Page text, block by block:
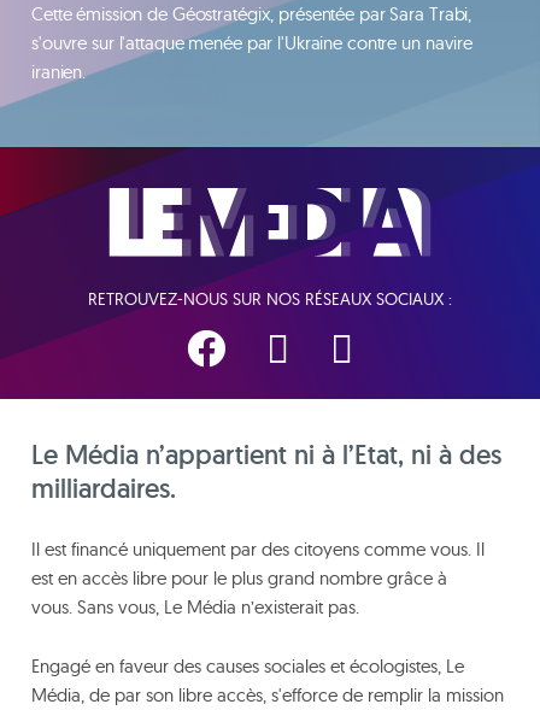
Cette émission de Géostratégix, présentée par Sara Trabi,
s'ouvre sur l'attaque menée par l'Ukraine contre un navire
iranien.
RETROUVEZ-NOUS SUR NOS RÉSEAUX SOCIAUX :
Le Média n’appartient ni à l’Etat, ni à des
milliardaires.
Il est financé uniquement par des citoyens comme vous. Il
est en accès libre pour le plus grand nombre grâce à
vous. Sans vous, Le Média n’existerait pas.
Engagé en faveur des causes sociales et écologistes, Le
Média, de par son libre accès, s'efforce de remplir la mission